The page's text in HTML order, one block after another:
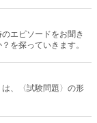
、〈試験問題〉の形
クリエイター達の姿
ます。